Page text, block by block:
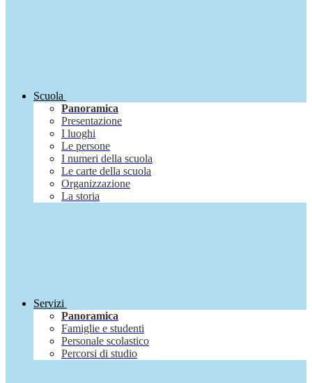
Scuola
Panoramica
Presentazione
I luoghi
Le persone
I numeri della scuola
Le carte della scuola
Organizzazione
La storia
Servizi
Panoramica
Famiglie e studenti
Personale scolastico
Percorsi di studio